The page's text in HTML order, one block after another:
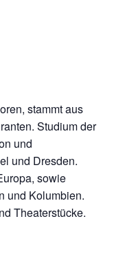
stammt aus
Studium der
und
und Dresden.
sowie
und Kolumbien.
Theaterstücke.